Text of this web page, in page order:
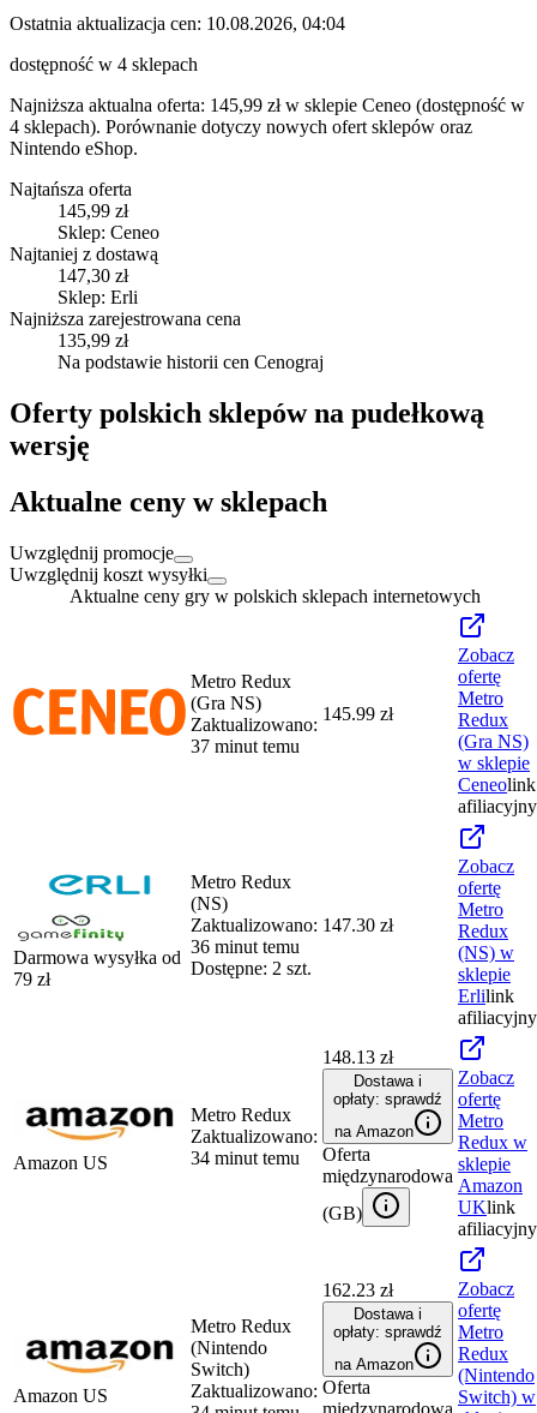
Ostatnia aktualizacja cen: 10.08.2026, 04:04
dostępność w 4 sklepach
Najniższa aktualna oferta: 145,99 zł w sklepie Ceneo (dostępność w
4 sklepach). Porównanie dotyczy nowych ofert sklepów oraz
Nintendo eShop.
Najtańsza oferta
145,99 zł
Sklep: Ceneo
Najtaniej z dostawą
147,30 zł
Sklep: Erli
Najniższa zarejestrowana cena
135,99 zł
Na podstawie historii cen Cenograj
Oferty polskich sklepów na pudełkową
wersję
Aktualne ceny w sklepach
Uwzględnij promocje
Uwzględnij koszt wysyłki
Aktualne ceny gry w polskich sklepach internetowych
Metro Redux
(Gra NS)
Zaktualizowano:
37 minut temu
145.99 zł
Zobacz
ofertę
Metro
Redux
(Gra NS)
w sklepie
Ceneolink
afiliacyjny
Darmowa wysyłka od
79 zł
Metro Redux
(NS)
Zaktualizowano:
36 minut temu
Dostępne: 2 szt.
147.30 zł
Zobacz
ofertę
Metro
Redux
(NS) w
sklepie
Erlilink
afiliacyjny
Amazon US
Metro Redux
Zaktualizowano:
34 minut temu
148.13 zł
Dostawa i
opłaty: sprawdź
na Amazon
Oferta
międzynarodowa
(GB)
Zobacz
ofertę
Metro
Redux w
sklepie
Amazon
UKlink
afiliacyjny
Amazon US
Metro Redux
(Nintendo
Switch)
Zaktualizowano:
162.23 zł
Dostawa i
opłaty: sprawdź
na Amazon
Oferta
międzynarodowa
Zobacz
ofertę
Metro
Redux
(Nintendo
Switch) w